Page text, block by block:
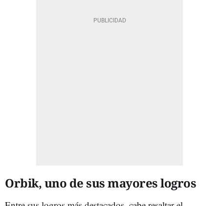
Orbik, uno de sus mayores logros